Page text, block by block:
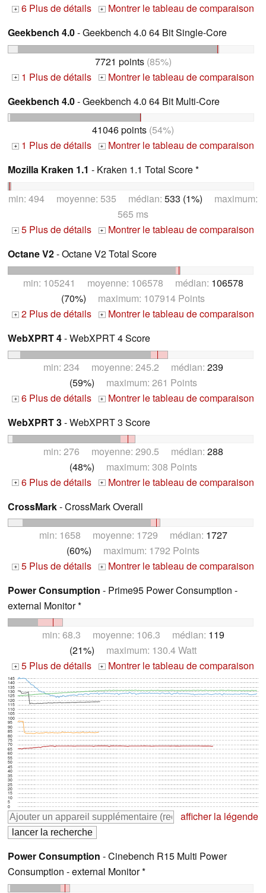
+ 6 Plus de détails + Montrer le tableau de comparaison
Geekbench 4.0- Geekbench 4.0 64 Bit Single-Core
7721 points(85%)
+ 1 Plus de détails + Montrer le tableau de comparaison
Geekbench 4.0- Geekbench 4.0 64 Bit Multi-Core
41046 points (54%)
+ 1 Plus de détails + Montrer le tableau de comparaison
Mozilla Kraken 1.1 - Kraken 1.1 Total Score *
min: 494 moyenne: 535 médian: 533 (1%) maximum:
565 ms
+ 5 Plus de détails + Montrer le tableau de comparaison
Octane V2- Octane V2 Total Score
min: 105241 moyenne: 106578 médian: 106578
(70%) maximum: 107914 Points
+ 2 Plus de détails + Montrer le tableau de comparaison
WebXPRT 4- WebXPRT 4 Score
min: 234 moyenne: 245.2 médian: 239
(59%) maximum: 261 Points
+ 6 Plus de détails + Montrer le tableau de comparaison
WebXPRT 3- WebXPRT 3 Score
min: 276 moyenne: 290.5 médian: 288
(48%) maximum: 308 Points
+ 6 Plus de détails + Montrer le tableau de comparaison
CrossMark- CrossMark Overall
min: 1658 moyenne: 1729 médian: 1727
(60%) maximum: 1792 Points
+ 5 Plus de détails + Montrer le tableau de comparaison
Power Consumption - Prime95 Power Consumption -
external Monitor *
min: 68.3 moyenne: 106.3 médian: 119
(21%) maximum: 130.4 Watt
+ 5 Plus de détails + Montrer le tableau de comparaison
0
5
10
15
20
25
30
35
40
45
50
55
60
65
70
75
80
85
90
95
100
105
110
115
120
125
130
135
140
145
afficher la légende
Power Consumption - Cinebench R15 Multi Power
Consumption - external Monitor *